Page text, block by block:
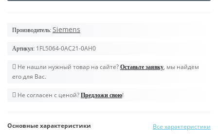
Производитель: Siemens
Артикул: 1FL5064-0AC21-0AH0
Не нашли нужный товар на сайте? Оставьте заявку, мы найдем
его для Вас.
Не согласен с ценой? Предложи свою!
Основные характеристики Все характеристики